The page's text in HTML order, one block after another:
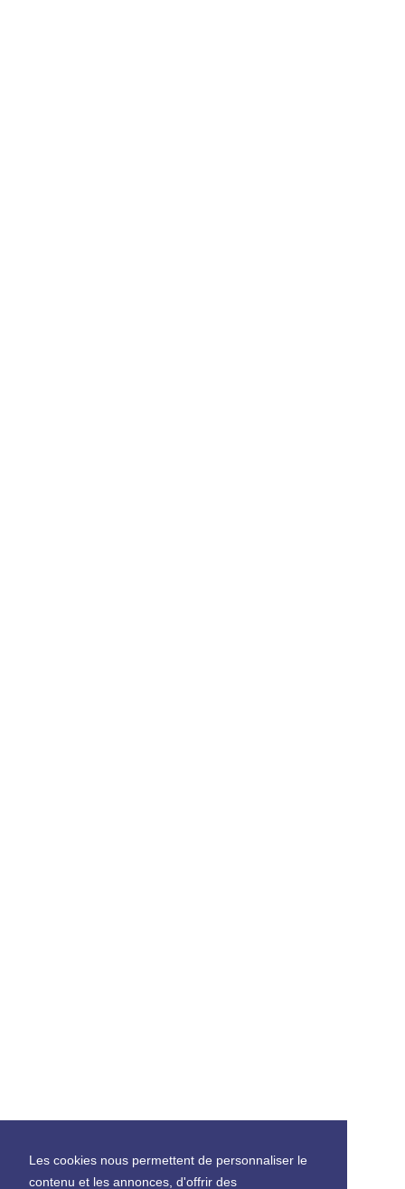
Les cookies nous permettent de personnaliser le
contenu et les annonces, d'offrir des